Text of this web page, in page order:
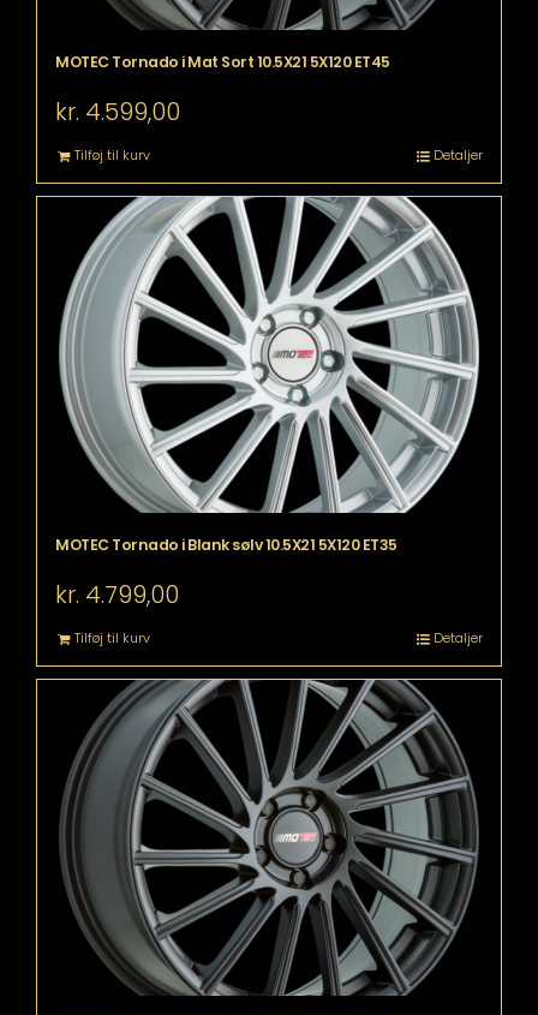
MOTEC Tornado i Mat Sort 10.5X21 5X120 ET45
kr. 4.599,00
Tilføj til kurv Detaljer
MOTEC Tornado i Blank sølv 10.5X21 5X120 ET35
kr. 4.799,00
Tilføj til kurv Detaljer